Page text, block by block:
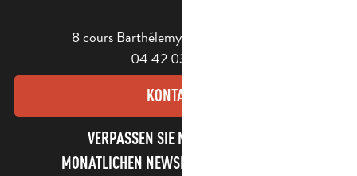
8 cours Barthélemy - 13400 Aubagne
04 42 03 49 98
KONTAKT
VERPASSEN SIE NICHT UNSEREN
MONATLICHEN NEWSLETTER UND UNSERE